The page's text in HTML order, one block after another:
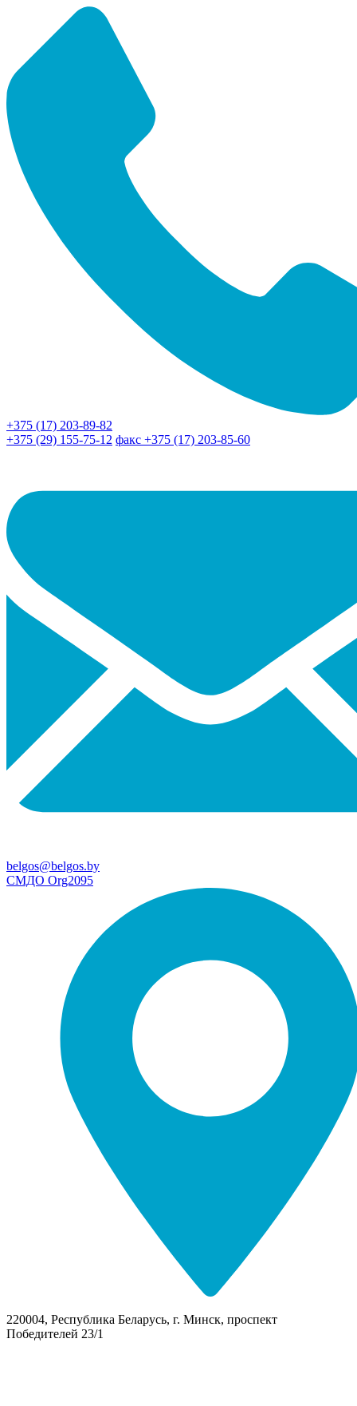
+375 (17) 203-89-82
+375 (29) 155-75-12 факс +375 (17) 203-85-60
belgos@belgos.by
СМДО Org2095
220004, Республика Беларусь, г. Минск, проспект
Победителей 23/1